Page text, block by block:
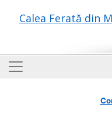
Calea Ferată din